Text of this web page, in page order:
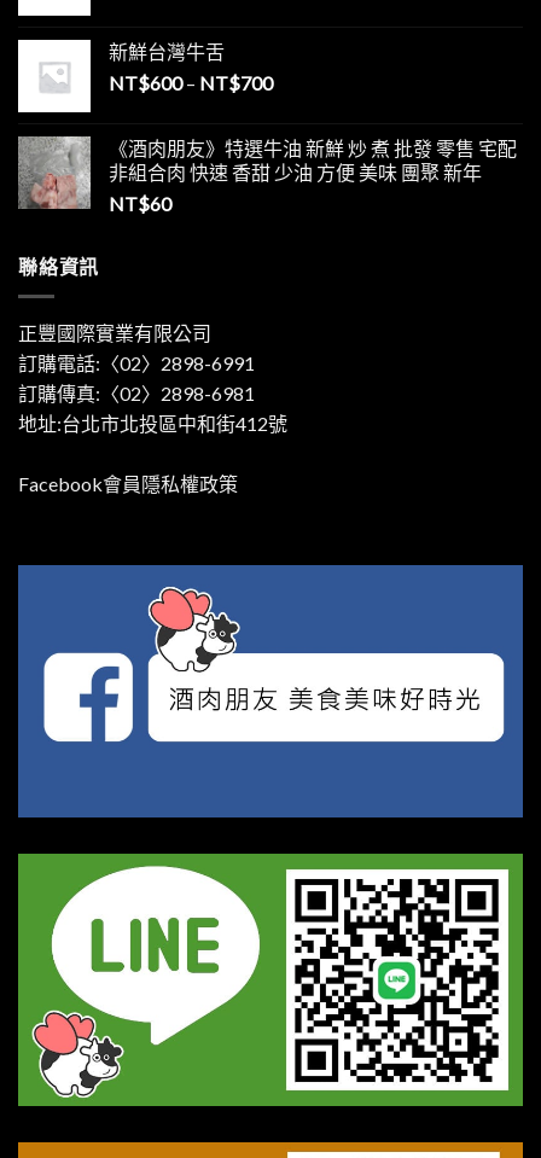
新鮮台灣牛舌
NT$600– NT$700
《酒肉朋友》特選牛油 新鮮 炒 煮 批發 零售 宅配
非組合肉 快速 香甜 少油 方便 美味 團聚 新年
NT$60
聯絡資訊
正豐國際實業有限公司
訂購電話:〈02〉2898-6991
訂購傳真:〈02〉2898-6981
地址:台北市北投區中和街412號
Facebook會員隱私權政策